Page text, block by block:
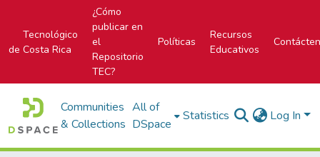
Tecnológico
de Costa Rica
¿Cómo
publicar en
el
Repositorio
TEC?
Políticas
Recursos
Educativos
Communities
& Collections
All of
DSpace
Statistics Log In